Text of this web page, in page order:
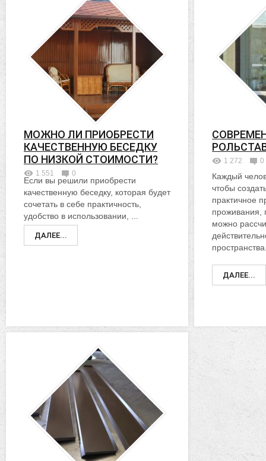
МОЖНО ЛИ ПРИОБРЕСТИ
КАЧЕСТВЕННУЮ БЕСЕДКУ
ПО НИЗКОЙ СТОИМОСТИ?
1 551 0
Если вы решили приобрести
качественную беседку, которая будет
сочетать в себе практичность,
удобство в использовании, ...
ДАЛЕЕ...
1 272 0
Каждый
чтобы
практичное
проживания,
можно
ДАЛЕЕ...